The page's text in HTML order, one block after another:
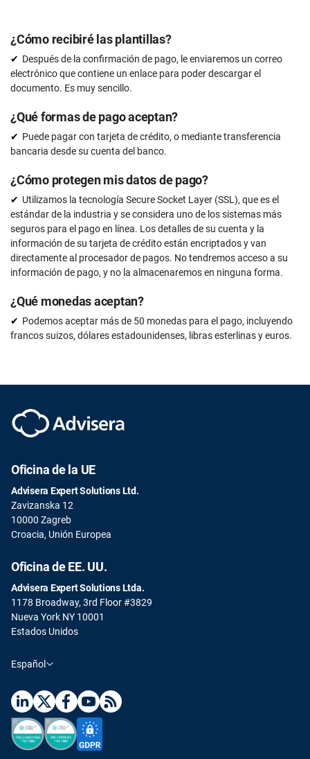
¿Cómo recibiré las plantillas?
Después de la confirmación de pago, le enviaremos un correo
electrónico que contiene un enlace para poder descargar el
documento. Es muy sencillo.
¿Qué formas de pago aceptan?
Puede pagar con tarjeta de crédito, o mediante transferencia
bancaria desde su cuenta del banco.
¿Cómo protegen mis datos de pago?
Utilizamos la tecnología Secure Socket Layer (SSL), que es el
estándar de la industria y se considera uno de los sistemas más
seguros para el pago en línea. Los detalles de su cuenta y la
información de su tarjeta de crédito están encriptados y van
directamente al procesador de pagos. No tendremos acceso a su
información de pago, y no la almacenaremos en ninguna forma.
¿Qué monedas aceptan?
Podemos aceptar más de 50 monedas para el pago, incluyendo
francos suizos, dólares estadounidenses, libras esterlinas y euros.
Oficina de la UE
Advisera Expert Solutions Ltd.
Zavizanska 12
10000 Zagreb
Croacia, Unión Europea
Oficina de EE. UU.
Advisera Expert Solutions Ltda.
1178 Broadway, 3rd Floor #3829
Nueva York NY 10001
Estados Unidos
Español